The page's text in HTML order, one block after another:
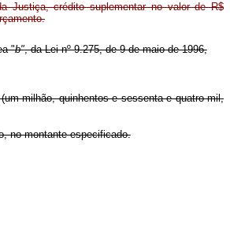
Justiça, crédito suplementar no valor de R$
"b", da Lei nº 9.275, de 9 de maio de 1996,
milhão, quinhentos e sessenta e quatro mil,
no montante especificado.